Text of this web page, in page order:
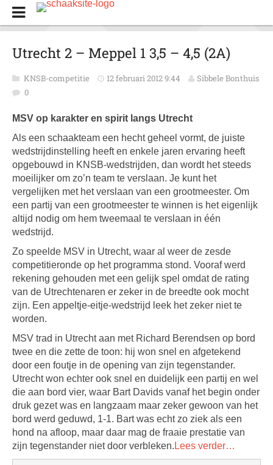
Utrecht 2 – Meppel 1 3,5 – 4,5 (2A)
KNSB-competitie 12 februari 2012 9:44
Sibbele Bonthuis
0
MSV op karakter en spirit langs Utrecht
Als een schaakteam een hecht geheel vormt, de juiste
wedstrijdinstelling heeft en enkele jaren ervaring heeft
opgebouwd in KNSB-wedstrijden, dan wordt het steeds
moeilijker om zo’n team te verslaan. Je kunt het
vergelijken met het verslaan van een grootmeester. Om
een partij van een grootmeester te winnen is het eigenlijk
altijd nodig om hem tweemaal te verslaan in één
wedstrijd.
Zo speelde MSV in Utrecht, waar al weer de zesde
competitieronde op het programma stond. Vooraf werd
rekening gehouden met een gelijk spel omdat de rating
van de Utrechtenaren er zeker in de breedte ook mocht
zijn. Een appeltje-eitje-wedstrijd leek het zeker niet te
worden.
MSV trad in Utrecht aan met Richard Berendsen op bord
twee en die zette de toon: hij won snel en afgetekend
door een foutje in de opening van zijn tegenstander.
Utrecht won echter ook snel en duidelijk een partij en wel
die aan bord vier, waar Bart Davids vanaf het begin onder
druk gezet was en langzaam maar zeker gewoon van het
bord werd geduwd, 1-1. Bart was echt zo ziek als een
hond na afloop, maar daar mag de fraaie prestatie van
zijn tegenstander niet door verbleken. Lees verder…